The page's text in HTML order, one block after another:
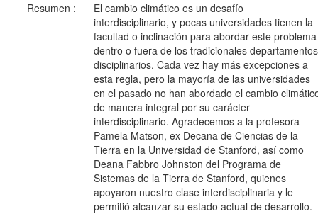
Resumen :
El cambio climático es un desafío
interdisciplinario, y pocas universidades tienen la
facultad o inclinación para abordar este problema
dentro o fuera de los tradicionales departamentos
disciplinarios. Cada vez hay más excepciones a
esta regla, pero la mayoría de las universidades
en el pasado no han abordado el cambio
de manera integral por su carácter
interdisciplinario. Agradecemos a la profesora
Pamela Matson, ex Decana de Ciencias de la
Tierra en la Universidad de Stanford, así como
Deana Fabbro Johnston del Programa de
Sistemas de la Tierra de Stanford, quienes
apoyaron nuestro clase interdisciplinaria y le
permitió alcanzar su estado actual de desarrollo.